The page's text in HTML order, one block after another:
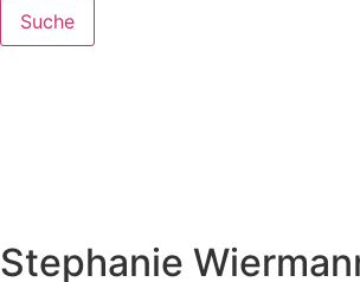
Suche
Stephanie